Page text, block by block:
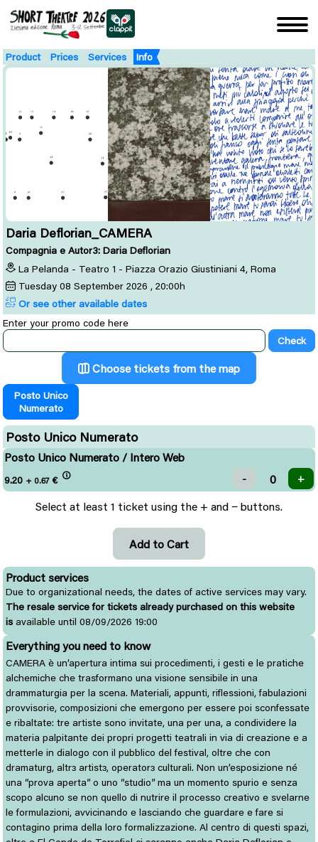
Product Prices Services Info
Daria Deflorian_CAMERA
Compagnia e Autor3: Daria Deflorian
La Pelanda - Teatro 1 - Piazza Orazio Giustiniani 4, Roma
Tuesday 08 September 2026 , 20:00h
Or see other available dates
Enter your promo code here
Choose tickets from the map
Posto Unico
Numerato
Posto Unico Numerato
Posto Unico Numerato / Intero Web
9.20 + 0.67 €
Select at least 1 ticket using the + and − buttons.
Product services
Due to organizational needs, the dates of active services may vary.
The resale service for tickets already purchased on this website
is available until 08/09/2026 19:00
Everything you need to know
CAMERA è un’apertura intima sui procedimenti, i gesti e le pratiche
alchemiche che trasformano una visione sensibile in una
drammaturgia per la scena. Materiali, appunti, riflessioni, fabulazioni
provvisorie, composizioni che emergono per essere poi sconfessate
e ribaltate: tre artiste sono invitate, una per una, a condividere la
materia palpitante dei propri progetti teatrali in via di creazione e a
metterle in dialogo con il pubblico del festival, oltre che con
dramaturg, altrɜ artistɜ, operatorɜ culturali. Non un’esposizione né
una “prova aperta” o uno “studio” ma un momento spurio e senza
scopo alcuno se non quello di nutrire il processo creativo e svelarne
le formulazioni, avvicinando e lasciando che guardare e fare si
contagino prima della loro formalizzazione. Al centro di questi spazi,